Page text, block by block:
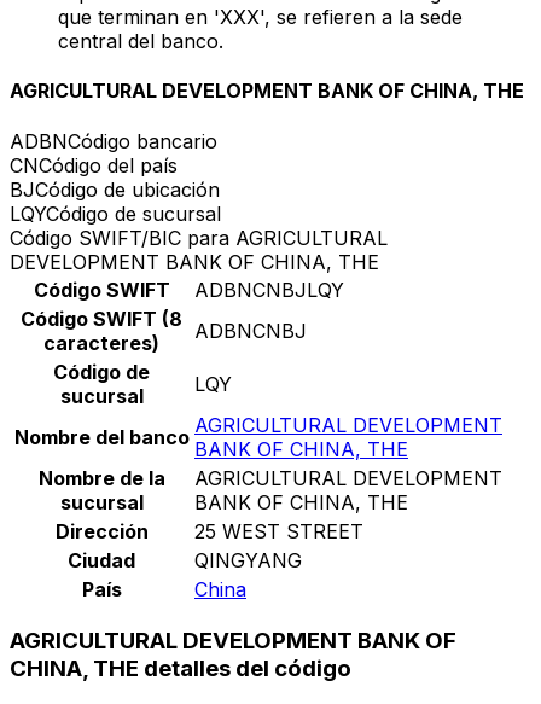
que terminan en 'XXX', se refieren a la sede
central del banco.
AGRICULTURAL DEVELOPMENT BANK OF CHINA, THE
ADBNCódigo bancario
CNCódigo del país
BJCódigo de ubicación
LQYCódigo de sucursal
Código SWIFT/BIC para AGRICULTURAL
DEVELOPMENT BANK OF CHINA, THE
Código SWIFT
ADBNCNBJLQY
Código SWIFT (8
caracteres)
ADBNCNBJ
Código de
sucursal
LQY
Nombre del banco AGRICULTURAL DEVELOPMENT
BANK OF CHINA, THE
Nombre de la
sucursal
AGRICULTURAL DEVELOPMENT
BANK OF CHINA, THE
Dirección
25 WEST STREET
Ciudad
QINGYANG
País
China
AGRICULTURAL DEVELOPMENT BANK OF
CHINA, THE detalles del código